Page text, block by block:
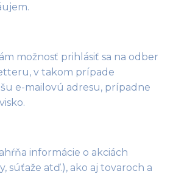
možnosť prihlásiť sa na odber
v takom prípade
e-mailovú adresu, prípadne
informácie o akciách
súťaže atď.), ako aj tovaroch a